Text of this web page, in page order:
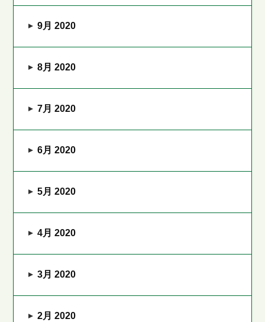
9月 2020
8月 2020
7月 2020
6月 2020
5月 2020
4月 2020
3月 2020
2月 2020